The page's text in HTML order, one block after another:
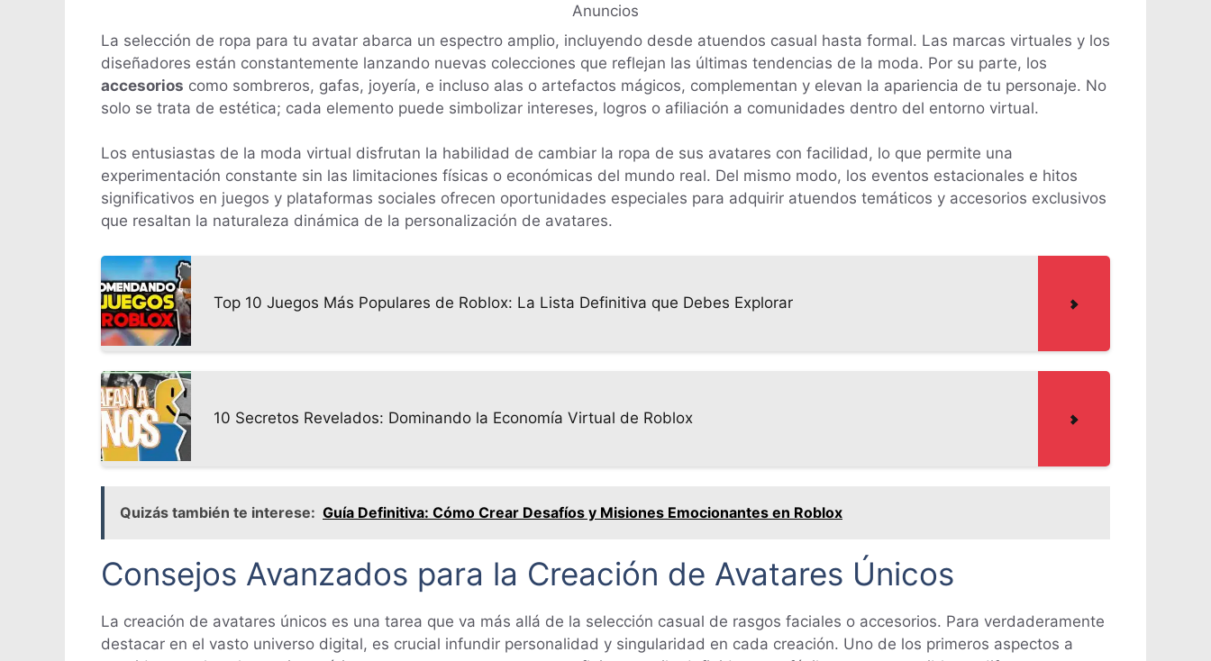
Anuncios
La selección de ropa para tu avatar abarca un espectro amplio, incluyendo desde atuendos casual hasta formal. Las marcas virtuales y los
diseñadores están constantemente lanzando nuevas colecciones que reflejan las últimas tendencias de la moda. Por su parte, los
accesorios como sombreros, gafas, joyería, e incluso alas o artefactos mágicos, complementan y elevan la apariencia de tu personaje. No
solo se trata de estética; cada elemento puede simbolizar intereses, logros o afiliación a comunidades dentro del entorno virtual.
Los entusiastas de la moda virtual disfrutan la habilidad de cambiar la ropa de sus avatares con facilidad, lo que permite una
experimentación constante sin las limitaciones físicas o económicas del mundo real. Del mismo modo, los eventos estacionales e hitos
significativos en juegos y plataformas sociales ofrecen oportunidades especiales para adquirir atuendos temáticos y accesorios exclusivos
que resaltan la naturaleza dinámica de la personalización de avatares.
Top 10 Juegos Más Populares de Roblox: La Lista Definitiva que Debes Explorar
10 Secretos Revelados: Dominando la Economía Virtual de Roblox
Quizás también te interese: Guía Definitiva: Cómo Crear Desafíos y Misiones Emocionantes en Roblox
Consejos Avanzados para la Creación de Avatares Únicos
La creación de avatares únicos es una tarea que va más allá de la selección casual de rasgos faciales o accesorios. Para verdaderamente
destacar en el vasto universo digital, es crucial infundir personalidad y singularidad en cada creación. Uno de los primeros aspectos a